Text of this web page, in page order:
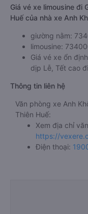
Giá vé xe limousine đi
Huế của nhà xe Anh
giường nằm:
limousine:
Giá vé xe ổn
dịp Lễ, Tết cao
Thông tin liên hệ
Văn phòng xe Anh
Thiên Huế:
Xem địa chỉ
https://
Điện thoại: